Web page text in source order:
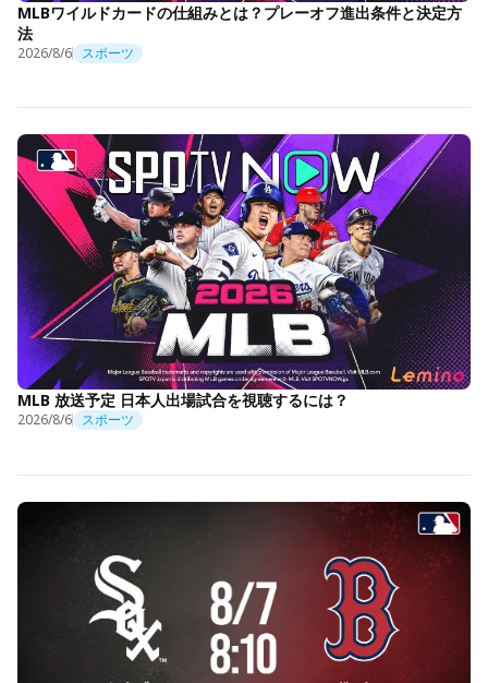
MLBワイルドカードの仕組みとは？プレーオフ進出条件と決定方
法
2026/8/6 スポーツ
MLB 放送予定 日本人出場試合を視聴するには？
2026/8/6 スポーツ